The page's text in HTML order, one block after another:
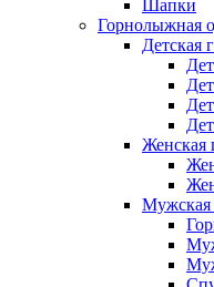
Шапки
Горнолыжная
Детская
Женская
Мужская